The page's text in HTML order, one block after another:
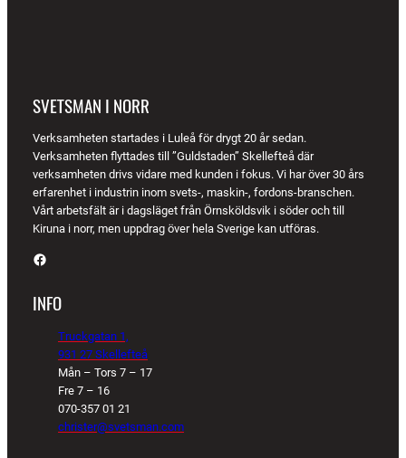
SVETSMAN I NORR
Verksamheten startades i Luleå för drygt 20 år sedan.
Verksamheten flyttades till ”Guldstaden” Skellefteå där
verksamheten drivs vidare med kunden i fokus. Vi har över 30 års
erfarenhet i industrin inom svets-, maskin-, fordons-branschen.
Vårt arbetsfält är i dagsläget från Örnsköldsvik i söder och till
Kiruna i norr, men uppdrag över hela Sverige kan utföras.
Facebook
INFO
Truckgatan 1,
931 27 Skellefteå
Mån – Tors 7 – 17
Fre 7 – 16
070-357 01 21
christer@svetsman.com